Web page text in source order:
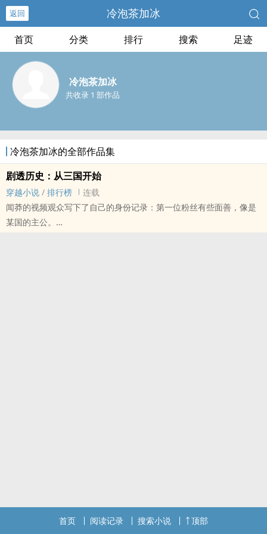
返回 冷泡茶加冰
首页 分类 排行 搜索 足迹
冷泡茶加冰
共收录 1 部作品
冷泡茶加冰的全部作品集
剧透历史：从三国开始
穿越小说 / 排行榜
连载
闻莽的视频观众写下了自己的身份记录：第一位粉丝有些面善，像是
某国的主公。
首页 阅读记录 搜索小说 顶部